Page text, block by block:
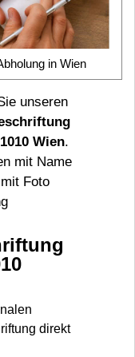
in Wien
unseren
Wien.
mit Name
Foto
direkt